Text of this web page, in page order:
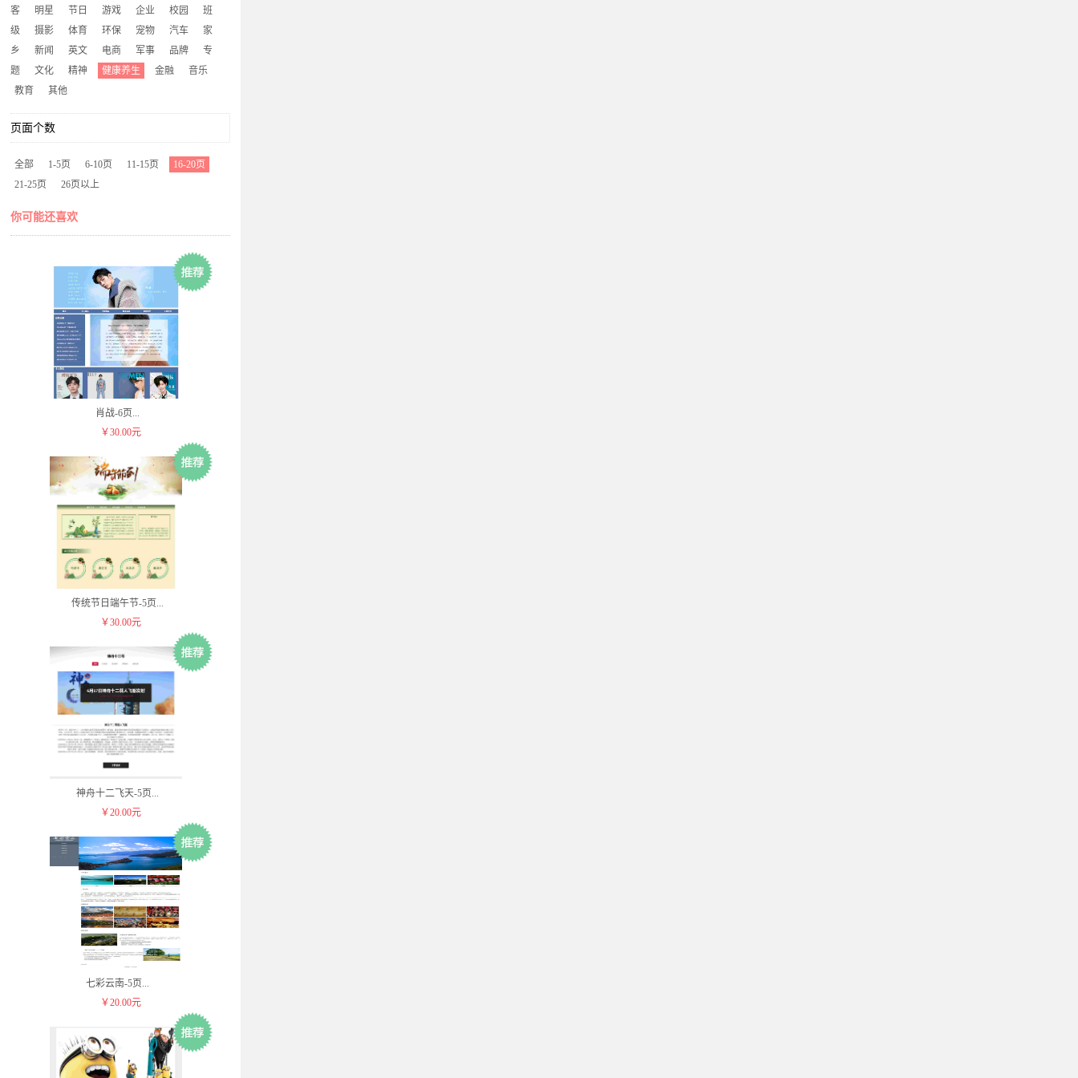
客 明星 节日 游戏 企业 校园
班
级
摄影 体育 环保 宠物 汽车
家
乡
新闻 英文 电商 军事 品牌
专
题
文化 精神 健康养生 金融
音乐
教育
其他
页面个数
全部 1-5页 6-10页 11-15页
16-20页
21-25页
26页以上
你可能还喜欢
肖战-6页...
￥30.00元
传统节日端午节-5页...
￥30.00元
神舟十二飞天-5页...
￥20.00元
七彩云南-5页...
￥20.00元